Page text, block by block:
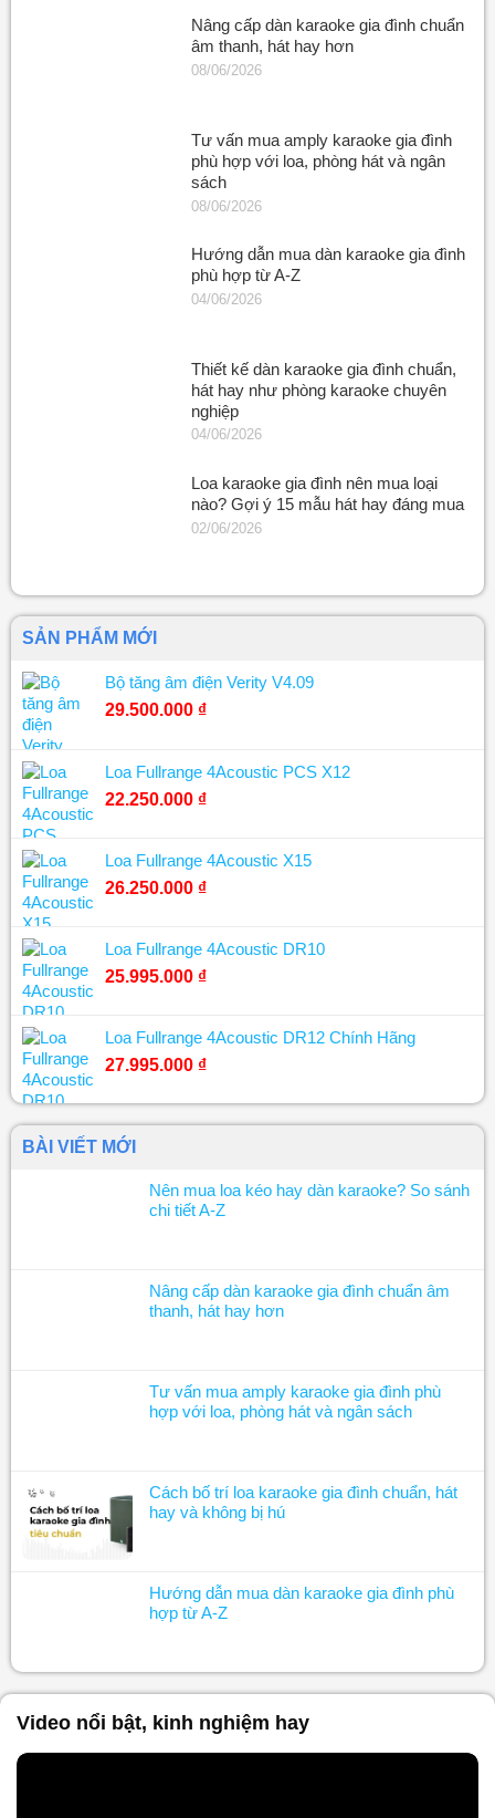
Nâng cấp dàn karaoke gia đình chuẩn
âm thanh, hát hay hơn
08/06/2026
Tư vấn mua amply karaoke gia đình
phù hợp với loa, phòng hát và ngân
sách
08/06/2026
Hướng dẫn mua dàn karaoke gia đình
phù hợp từ A-Z
04/06/2026
Thiết kế dàn karaoke gia đình chuẩn,
hát hay như phòng karaoke chuyên
nghiệp
04/06/2026
Loa karaoke gia đình nên mua loại
nào? Gợi ý 15 mẫu hát hay đáng mua
02/06/2026
SẢN PHẨM MỚI
Bộ tăng âm điện Verity V4.09
29.500.000 ₫
Loa Fullrange 4Acoustic PCS X12
22.250.000 ₫
Loa Fullrange 4Acoustic X15
26.250.000 ₫
Loa Fullrange 4Acoustic DR10
25.995.000 ₫
Loa Fullrange 4Acoustic DR12 Chính Hãng
27.995.000 ₫
BÀI VIẾT MỚI
Nên mua loa kéo hay dàn karaoke? So sánh
chi tiết A-Z
Nâng cấp dàn karaoke gia đình chuẩn âm
thanh, hát hay hơn
Tư vấn mua amply karaoke gia đình phù
hợp với loa, phòng hát và ngân sách
Cách bố trí loa karaoke gia đình chuẩn, hát
hay và không bị hú
Hướng dẫn mua dàn karaoke gia đình phù
hợp từ A-Z
Video nổi bật, kinh nghiệm hay